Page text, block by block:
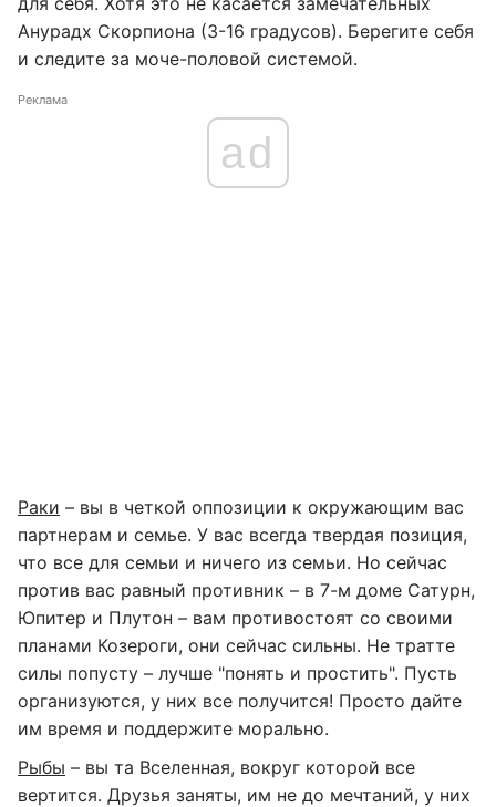
Анурадх Скорпиона (3-16 градусов). Берегите себя
и следите за моче-половой системой.
Реклама
ad
Раки – вы в четкой оппозиции к окружающим вас
партнерам и семье. У вас всегда твердая позиция,
что все для семьи и ничего из семьи. Но сейчас
против вас равный противник – в 7-м доме Сатурн,
Юпитер и Плутон – вам противостоят со своими
планами Козероги, они сейчас сильны. Не тратте
силы попусту – лучше "понять и простить". Пусть
организуются, у них все получится! Просто дайте
им время и поддержите морально.
Рыбы – вы та Вселенная, вокруг которой все
вертится. Друзья заняты, им не до мечтаний, у них